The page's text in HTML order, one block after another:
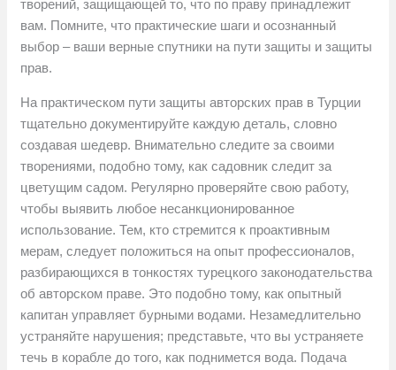
творений, защищающей то, что по праву принадлежит
вам. Помните, что практические шаги и осознанный
выбор – ваши верные спутники на пути защиты и защиты
прав.
На практическом пути защиты авторских прав в Турции
тщательно документируйте каждую деталь, словно
создавая шедевр. Внимательно следите за своими
творениями, подобно тому, как садовник следит за
цветущим садом. Регулярно проверяйте свою работу,
чтобы выявить любое несанкционированное
использование. Тем, кто стремится к проактивным
мерам, следует положиться на опыт профессионалов,
разбирающихся в тонкостях турецкого законодательства
об авторском праве. Это подобно тому, как опытный
капитан управляет бурными водами. Незамедлительно
устраняйте нарушения; представьте, что вы устраняете
течь в корабле до того, как поднимется вода. Подача